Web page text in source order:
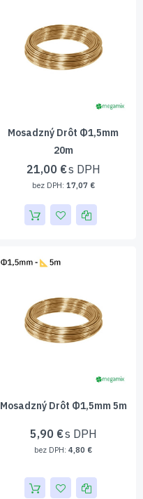
Mosadzný Drôt Φ1,5mm
20m
21,00 €
17,07 €
Mosadzný Drôt Φ1,5mm 5m
5,90 €
4,80 €